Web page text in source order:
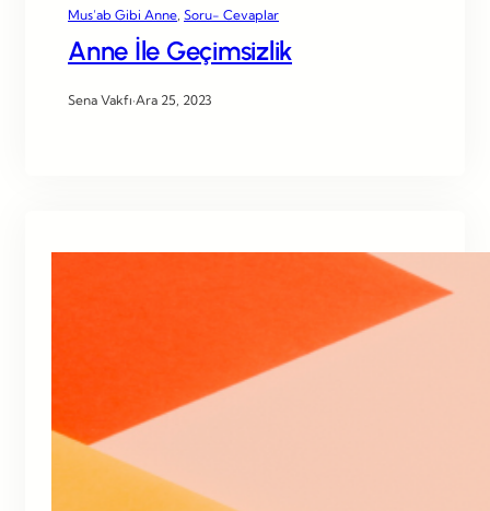
Mus’ab Gibi Anne Soru- Cevaplar
Anne İle Geçimsizlik
Sena Vakfı·Ara 25, 2023